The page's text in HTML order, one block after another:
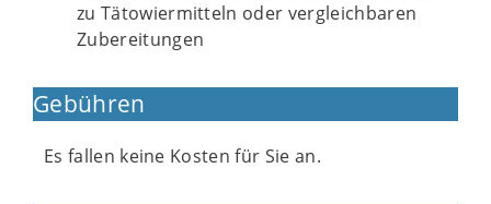
zu Tätowiermitteln oder vergleichbaren
Zubereitungen
Gebühren
Es fallen keine Kosten für Sie an.